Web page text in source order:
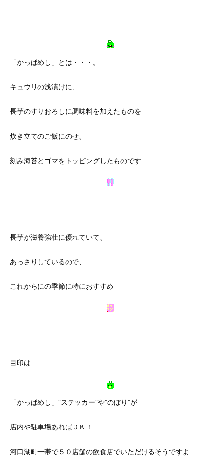
「かっぱめし」とは・・・。
キュウリの浅漬けに、
長芋のすりおろしに調味料を加えたものを
炊き立てのご飯にのせ、
刻み海苔とゴマをトッピングしたものです
長芋が滋養強壮に優れていて、
あっさりしているので、
これからにの季節に特におすすめ
目印は
「かっぱめし」”ステッカー”や”のぼり”が
店内や駐車場あればＯＫ！
河口湖町一帯で５０店舗の飲食店でいただけるそうですよ